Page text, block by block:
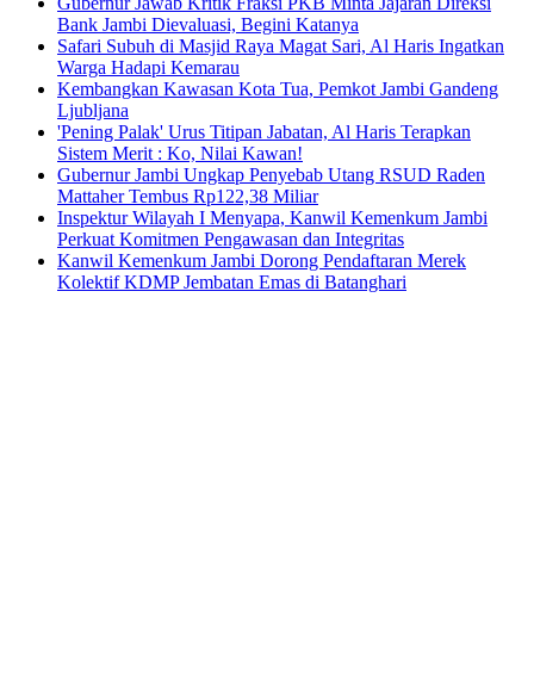
Bank Jambi Dievaluasi, Begini Katanya
Safari Subuh di Masjid Raya Magat Sari, Al Haris Ingatkan
Warga Hadapi Kemarau
Kembangkan Kawasan Kota Tua, Pemkot Jambi Gandeng
Ljubljana
'Pening Palak' Urus Titipan Jabatan, Al Haris Terapkan
Sistem Merit : Ko, Nilai Kawan!
Gubernur Jambi Ungkap Penyebab Utang RSUD Raden
Mattaher Tembus Rp122,38 Miliar
Inspektur Wilayah I Menyapa, Kanwil Kemenkum Jambi
Perkuat Komitmen Pengawasan dan Integritas
Kanwil Kemenkum Jambi Dorong Pendaftaran Merek
Kolektif KDMP Jembatan Emas di Batanghari